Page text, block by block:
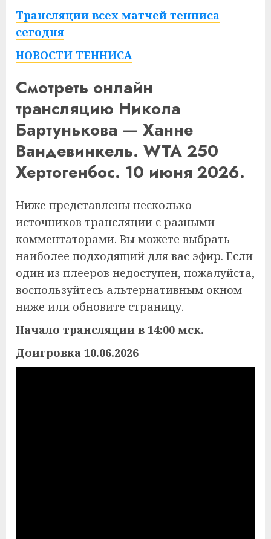
Трансляции всех матчей тенниса
сегодня
НОВОСТИ ТЕННИСА
Смотреть онлайн
трансляцию Никола
Бартунькова — Ханне
Вандевинкель. WTA 250
Хертогенбос. 10 июня 2026.
Ниже представлены несколько
источников трансляции с разными
комментаторами. Вы можете выбрать
наиболее подходящий для вас эфир. Если
один из плееров недоступен, пожалуйста,
воспользуйтесь альтернативным окном
ниже или обновите страницу.
Начало трансляции в 14:00 мск.
Доигровка 10.06.2026